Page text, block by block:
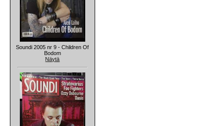
Soundi 2005 nr 9 - Children Of
Bodom
Näytä